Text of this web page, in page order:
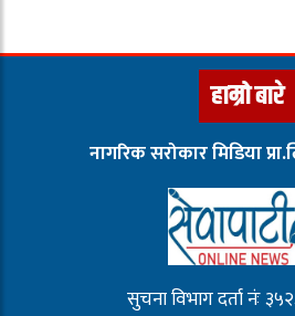
हाम्रो बारे
नागरिक सरोकार मिडिया
सुचना विभाग दर्ता नंः